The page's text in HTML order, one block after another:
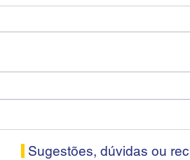
Sugestões, dúvidas ou